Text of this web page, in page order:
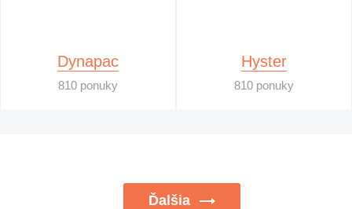
Dynapac
810 ponuky
Hyster
810 ponuky
Ďalšia